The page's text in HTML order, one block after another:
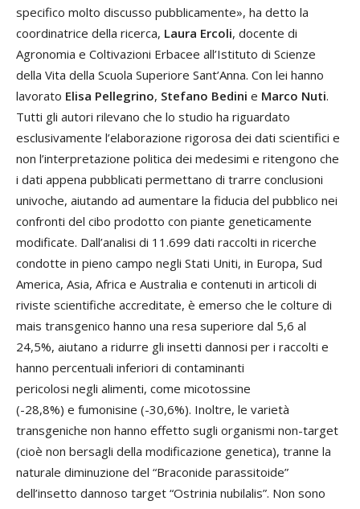
specifico molto discusso pubblicamente», ha detto la
coordinatrice della ricerca, Laura Ercoli, docente di
Agronomia e Coltivazioni Erbacee all’Istituto di Scienze
della Vita della Scuola Superiore Sant’Anna. Con lei hanno
lavorato Elisa Pellegrino, Stefano Bedini e Marco Nuti.
Tutti gli autori rilevano che lo studio ha riguardato
esclusivamente l’elaborazione rigorosa dei dati scientifici e
non l’interpretazione politica dei medesimi e ritengono che
i dati appena pubblicati permettano di trarre conclusioni
univoche, aiutando ad aumentare la fiducia del pubblico nei
confronti del cibo prodotto con piante geneticamente
modificate. Dall’analisi di 11.699 dati raccolti in ricerche
condotte in pieno campo negli Stati Uniti, in Europa, Sud
America, Asia, Africa e Australia e contenuti in articoli di
riviste scientifiche accreditate, è emerso che le colture di
mais transgenico hanno una resa superiore dal 5,6 al
24,5%, aiutano a ridurre gli insetti dannosi per i raccolti e
hanno percentuali inferiori di contaminanti
pericolosi negli alimenti, come micotossine
(-28,8%) e fumonisine (-30,6%). Inoltre, le varietà
transgeniche non hanno effetto sugli organismi non-target
(cioè non bersagli della modificazione genetica), tranne la
naturale diminuzione del “Braconide parassitoide”
dell’insetto dannoso target “Ostrinia nubilalis”. Non sono